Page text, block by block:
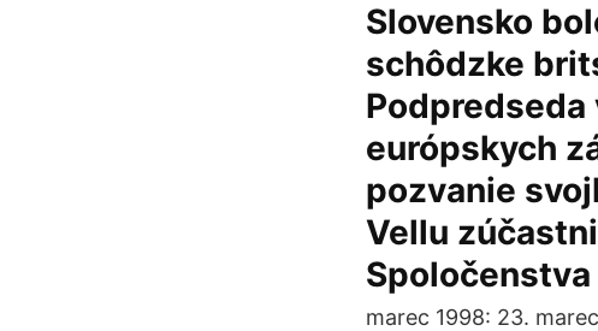
Slovensko
schôdzke
európskych
pozvanie
Vellu
marec 1998: 23.